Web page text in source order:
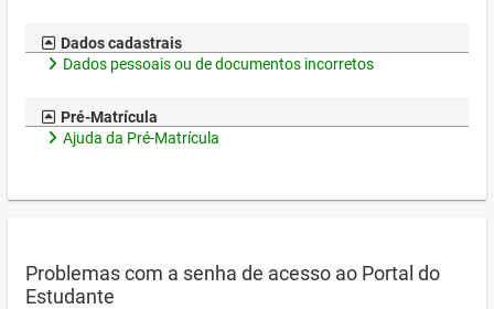
Dados cadastrais
Dados pessoais ou de documentos incorretos
Pré-Matrícula
Ajuda da Pré-Matrícula
Problemas com a senha de acesso ao Portal do
Estudante